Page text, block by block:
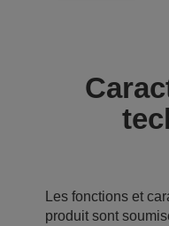
Les fonctions et
produit sont